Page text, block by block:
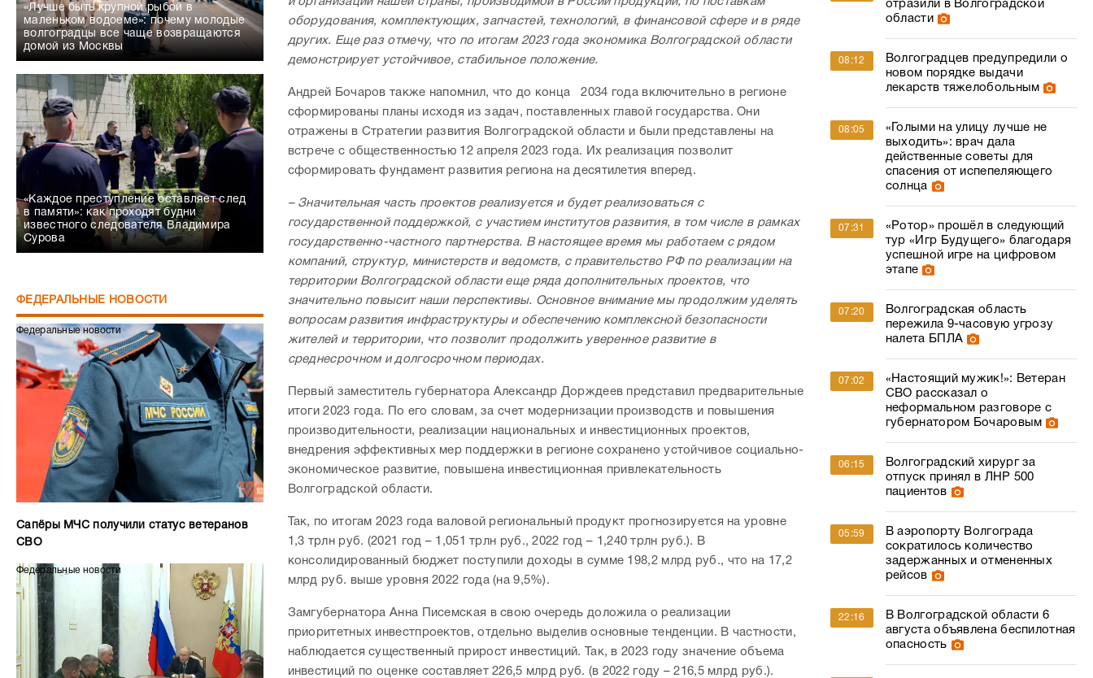
«Лучше быть крупной рыбой в
маленьком водоеме»: почему молодые
волгоградцы все чаще возвращаются
домой из Москвы
«Каждое преступление оставляет след
в памяти»: как проходят будни
известного следователя Владимира
Сурова
ФЕДЕРАЛЬНЫЕ НОВОСТИ
Федеральные новости
Сапёры МЧС получили статус ветеранов
СВО
Федеральные новости
оборудования, комплектующих, запчастей, технологий, в финансовой сфере и в ряде
других. Еще раз отмечу, что по итогам 2023 года экономика Волгоградской области
демонстрирует устойчивое, стабильное положение.
Андрей Бочаров также напомнил, что до конца 2034 года включительно в регионе
сформированы планы исходя из задач, поставленных главой государства. Они
отражены в Стратегии развития Волгоградской области и были представлены на
встрече с общественностью 12 апреля 2023 года. Их реализация позволит
сформировать фундамент развития региона на десятилетия вперед.
– Значительная часть проектов реализуется и будет реализоваться с
государственной поддержкой, с участием институтов развития, в том числе в рамках
государственно-частного партнерства. В настоящее время мы работаем с рядом
компаний, структур, министерств и ведомств, с правительство РФ по реализации на
территории Волгоградской области еще ряда дополнительных проектов, что
значительно повысит наши перспективы. Основное внимание мы продолжим уделять
вопросам развития инфраструктуры и обеспечению комплексной безопасности
жителей и территории, что позволит продолжить уверенное развитие в
среднесрочном и долгосрочном периодах.
Первый заместитель губернатора Александр Дорждеев представил предварительные
итоги 2023 года. По его словам, за счет модернизации производств и повышения
производительности, реализации национальных и инвестиционных проектов,
внедрения эффективных мер поддержки в регионе сохранено устойчивое социально-
экономическое развитие, повышена инвестиционная привлекательность
Волгоградской области.
Так, по итогам 2023 года валовой региональный продукт прогнозируется на уровне
1,3 трлн руб. (2021 год – 1,051 трлн руб., 2022 год – 1,240 трлн руб.). В
консолидированный бюджет поступили доходы в сумме 198,2 млрд руб., что на 17,2
млрд руб. выше уровня 2022 года (на 9,5%).
Замгубернатора Анна Писемская в свою очередь доложила о реализации
приоритетных инвестпроектов, отдельно выделив основные тенденции. В частности,
наблюдается существенный прирост инвестиций. Так, в 2023 году значение объема
инвестиций по оценке составляет 226,5 млрд руб. (в 2022 году – 216,5 млрд руб.).
отразили в Волгоградской
области
08:12
Волгоградцев предупредили о
новом порядке выдачи
лекарств тяжелобольным
08:05
«Голыми на улицу лучше не
выходить»: врач дала
действенные советы для
спасения от испепеляющего
солнца
07:31
«Ротор» прошёл в следующий
тур «Игр Будущего» благодаря
успешной игре на цифровом
этапе
07:20
Волгоградская область
пережила 9-часовую угрозу
налета БПЛА
07:02
«Настоящий мужик!»: Ветеран
СВО рассказал о
неформальном разговоре с
губернатором Бочаровым
06:15
Волгоградский хирург за
отпуск принял в ЛНР 500
пациентов
05:59
В аэропорту Волгограда
сократилось количество
задержанных и отмененных
рейсов
22:16
В Волгоградской области 6
августа объявлена беспилотная
опасность